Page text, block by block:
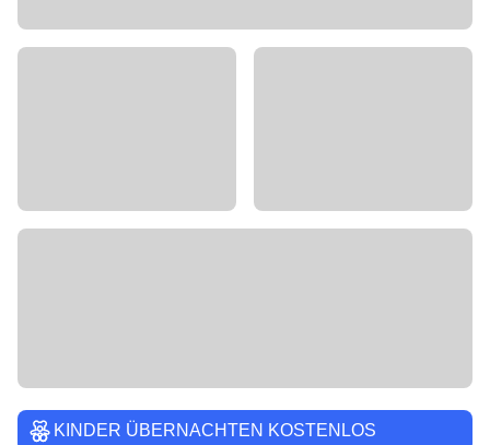
KINDER ÜBERNACHTEN KOSTENLOS